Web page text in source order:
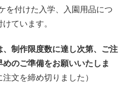
を付けた入学、入園用品につ
ています。
、制作限度数に達し次第、ご注
のご準備をお願いいたしま
注文を締め切りました）